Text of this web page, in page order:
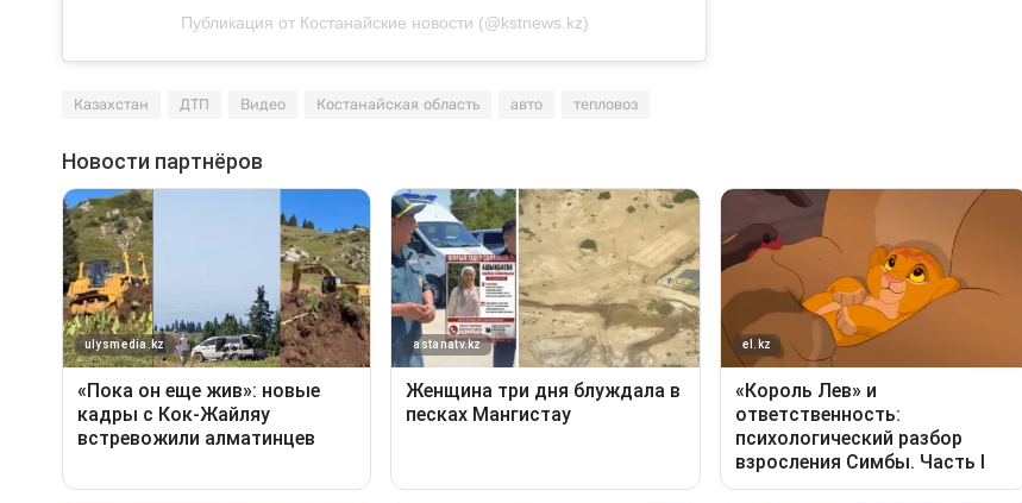
Публикация от Костанайские новости (@kstnews.kz)
Казахстан ДТП Видео Костанайская область авто тепловоз